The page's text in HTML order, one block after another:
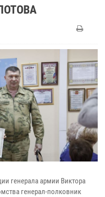
генерала армии Виктора
генерал-полковник